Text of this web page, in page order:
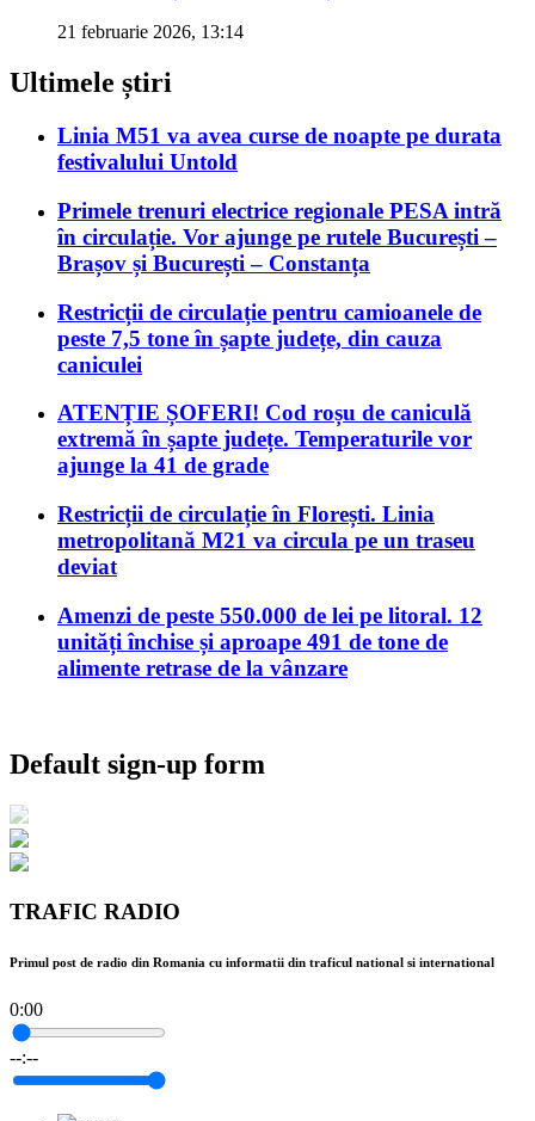
21 februarie 2026, 13:14
Ultimele știri
Linia M51 va avea curse de noapte pe durata
festivalului Untold
Primele trenuri electrice regionale PESA intră
în circulație. Vor ajunge pe rutele București –
Brașov și București – Constanța
Restricții de circulație pentru camioanele de
peste 7,5 tone în șapte județe, din cauza
caniculei
ATENȚIE ȘOFERI! Cod roșu de caniculă
extremă în șapte județe. Temperaturile vor
ajunge la 41 de grade
Restricții de circulație în Florești. Linia
metropolitană M21 va circula pe un traseu
deviat
Amenzi de peste 550.000 de lei pe litoral. 12
unități închise și aproape 491 de tone de
alimente retrase de la vânzare
Default sign-up form
TRAFIC RADIO
Primul post de radio din Romania cu informatii din traficul national si international
0:00
--:--